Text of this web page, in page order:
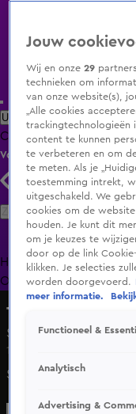
Uitzending Gemist Populaire
ClipsFilmsRadioSmart
Volg KIJK
Zoeken
HomeUitzending
Oranjezomer
Talent
Stella Grace - My
10 mei 2025, 20:00
Stella Grace speelt
Jouw
Wij en onze29
technieken om
van onze website(s),
„Alle cookies
trackingtechnologieën
content te kunnen
te verbeteren en om
te meten. Als je
toestemming intrekt,
uitgeschakeld. We
cookies om de
houden. Je kunt dit
om je keuzes te
door op de link
klikken. Je selecties
worden doorgevoerd.
meer informatie.
Functioneel &
Analytisch
Advertising &